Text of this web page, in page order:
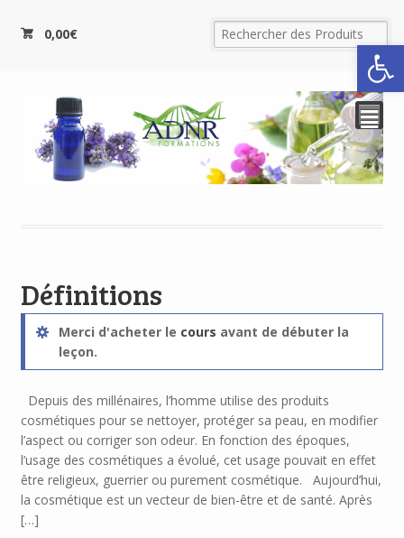
Ouvrir
0,00€
²
Définitions
Merci d'acheter le cours avant de débuter la
leçon.
Depuis des millénaires, l’homme utilise des produits
cosmétiques pour se nettoyer, protéger sa peau, en modifier
l’aspect ou corriger son odeur. En fonction des époques,
l’usage des cosmétiques a évolué, cet usage pouvait en effet
être religieux, guerrier ou purement cosmétique. Aujourd’hui,
la cosmétique est un vecteur de bien-être et de santé. Après
[…]